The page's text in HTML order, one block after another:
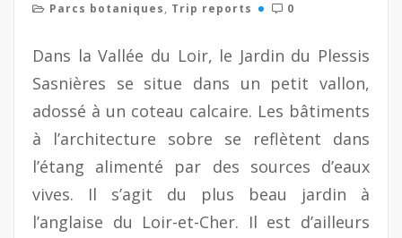
Parcs botaniques, Trip reports 0
Dans la Vallée du Loir, le Jardin du Plessis
Sasnières se situe dans un petit vallon,
adossé à un coteau calcaire. Les bâtiments
à l’architecture sobre se reflètent dans
l’étang alimenté par des sources d’eaux
vives. Il s’agit du plus beau jardin à
l’anglaise du Loir-et-Cher. Il est d’ailleurs